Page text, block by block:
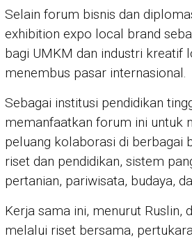
Selain forum bisnis dan
exhibition expo local brand
bagi UMKM dan industri kreatif
menembus pasar internasional.
Sebagai institusi pendidikan
memanfaatkan forum ini untuk
peluang kolaborasi di berbagai
riset dan pendidikan, sistem
pertanian, pariwisata, budaya,
Kerja sama ini, menurut Ruslin,
melalui riset bersama,